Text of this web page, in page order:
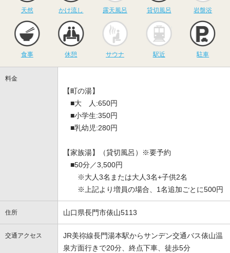
天然 かけ流し 露天風呂 貸切風呂 岩盤浴
食事 休憩
サウナ
サウナ 駅近 駐車
料金
【町の湯】
■大 人:650円
■小学生:350円
■乳幼児:280円
【家族湯】（貸切風呂）※要予約
■50分／3,500円
※大人3名または大人3名+子供2名
※上記より増員の場合、1名追加ごとに500円
住所 山口県長門市俵山5113
交通アクセス
JR美祢線長門湯本駅からサンデン交通バス俵山温
泉方面行きで20分、終点下車、徒歩5分